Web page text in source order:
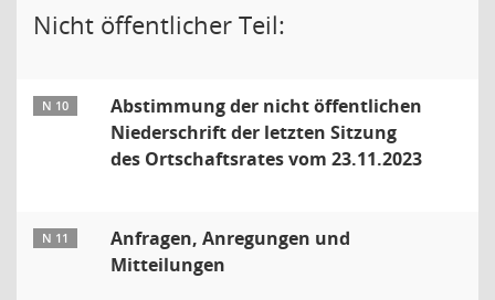
Nicht öffentlicher Teil:
N 10
Abstimmung der nicht öffentlichen
Niederschrift der letzten Sitzung
des Ortschaftsrates vom 23.11.2023
N 11
Anfragen, Anregungen und
Mitteilungen